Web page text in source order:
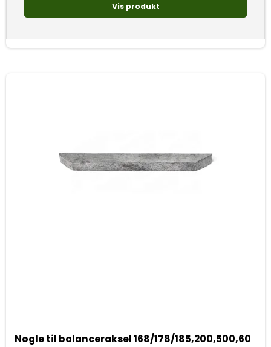
Vis produkt
Nøgle til balanceraksel 168/178/185,200,500,60